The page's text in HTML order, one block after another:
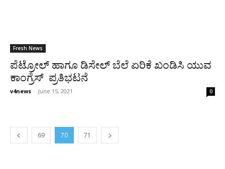
Fresh News
ಪೆಟ್ರೋಲ್ ಹಾಗೂ ಡಿಸೇಲ್ ಬೆಲೆ ಏರಿಕೆ ಖಂಡಿಸಿ ಯುವ
ಕಾಂಗ್ರೆಸ್ ಪ್ರತಿಭಟನೆ
v4news - June 15, 2021 0
69 70 71